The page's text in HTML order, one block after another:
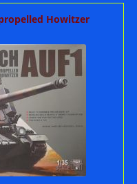
Howitzer